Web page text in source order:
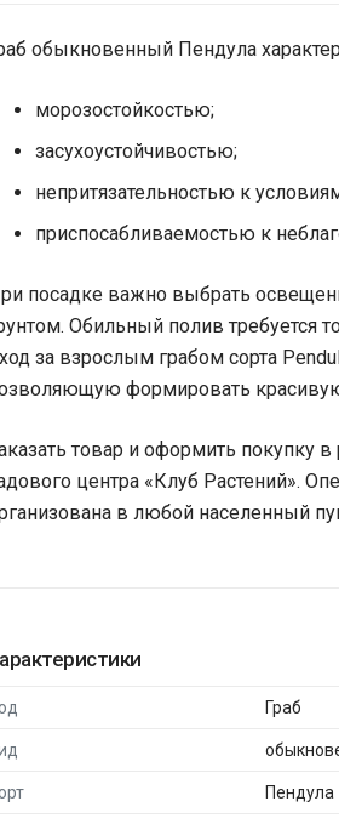
обыкновенный Пендула
морозостойкостью;
засухоустойчивостью;
непритязательностью к
приспосабливаемостью к
посадке важно выбрать
Обильный полив требуется
за взрослым грабом сорта
формировать
товар и оформить покупку
центра «Клуб Растений».
в любой населенный
Граб
Пендула